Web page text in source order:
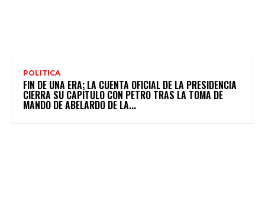
POLITICA
FIN DE UNA ERA: LA CUENTA OFICIAL DE LA PRESIDENCIA
CIERRA SU CAPÍTULO CON PETRO TRAS LA TOMA DE
MANDO DE ABELARDO DE LA...